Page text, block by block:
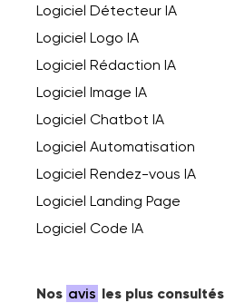
Logiciel Détecteur IA
Logiciel Logo IA
Logiciel Rédaction IA
Logiciel Image IA
Logiciel Chatbot IA
Logiciel Automatisation
Logiciel Rendez-vous IA
Logiciel Landing Page
Logiciel Code IA
Nos avis les plus consultés